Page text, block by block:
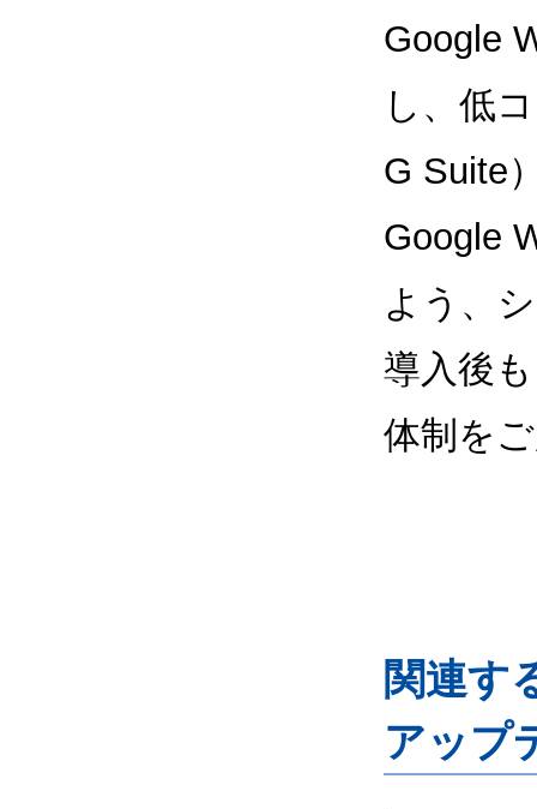
Google
し、低
G Suite
Google
よう、
導入後
体制を
関連す
アップ